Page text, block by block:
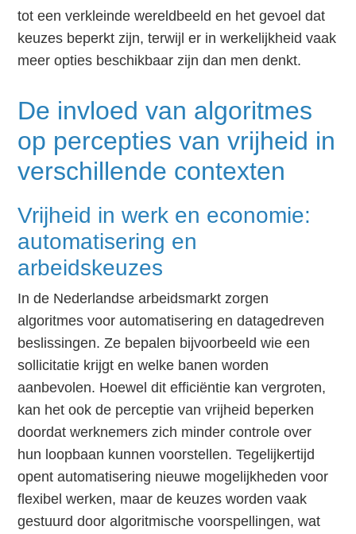
tot een verkleinde wereldbeeld en het gevoel dat
keuzes beperkt zijn, terwijl er in werkelijkheid vaak
meer opties beschikbaar zijn dan men denkt.
De invloed van algoritmes
op percepties van vrijheid in
verschillende contexten
Vrijheid in werk en economie:
automatisering en
arbeidskeuzes
In de Nederlandse arbeidsmarkt zorgen
algoritmes voor automatisering en datagedreven
beslissingen. Ze bepalen bijvoorbeeld wie een
sollicitatie krijgt en welke banen worden
aanbevolen. Hoewel dit efficiëntie kan vergroten,
kan het ook de perceptie van vrijheid beperken
doordat werknemers zich minder controle over
hun loopbaan kunnen voorstellen. Tegelijkertijd
opent automatisering nieuwe mogelijkheden voor
flexibel werken, maar de keuzes worden vaak
gestuurd door algoritmische voorspellingen, wat